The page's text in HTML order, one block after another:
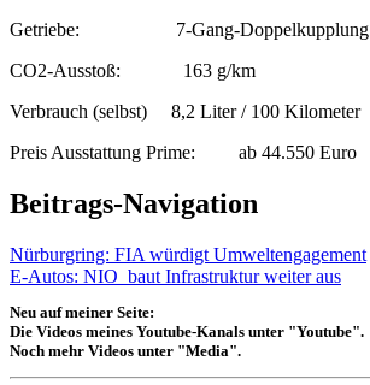
Getriebe: 7-Gang-Doppelkupplung
CO2-Ausstoß: 163 g/km
Verbrauch (selbst) 8,2 Liter / 100 Kilometer
Preis Ausstattung Prime: ab 44.550 Euro
Beitrags-Navigation
Nürburgring: FIA würdigt Umweltengagement
E-Autos: NIO baut Infrastruktur weiter aus
Neu auf meiner Seite:
Die Videos meines Youtube-Kanals unter "Youtube".
Noch mehr Videos unter "Media".